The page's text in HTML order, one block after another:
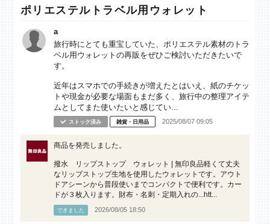
ポリエステルトラベル用ウォレット
a
旅行時にとても重宝していた、ポリエステル素材のトラ
ベル用ウォレットの再販をぜひご検討いただきたいで
す。
近年はスマホでの手続きが増えたとはいえ、紙のチケッ
トや現金が必要な場面もまだ多く、旅行中の整理アイテ
ムとしてまた使いたいと感じてい...
ストック済み 雑貨・日用品 2025/08/07 09:05
商品を発売しました。
撥水 リップストップ ウォレット | 無印良品軽くて丈夫
なリップストップ生地を使用したウォレットです。アウト
ドアシーンから普段使いまでコンパクトで便利です。カー
ドが３枚入ります。財布・名刺・定期入れの...htt...
できました 2026/08/05 18:50